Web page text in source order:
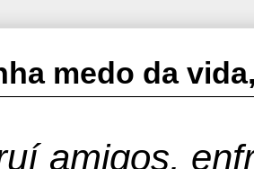
medo da
amigos,